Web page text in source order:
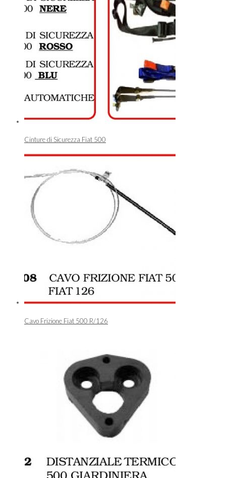
Cinture di Sicurezza Fiat 500
Cavo Frizione Fiat 500 R/126